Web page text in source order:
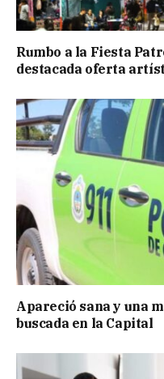
Rumbo a la Fiesta
destacada oferta
Apareció sana y una
buscada en la Capital